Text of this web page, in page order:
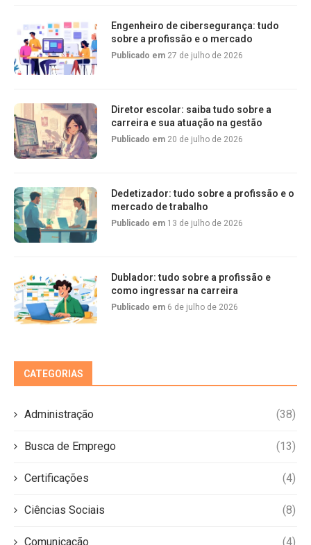
Engenheiro de cibersegurança: tudo
sobre a profissão e o mercado
Publicado em 27 de julho de 2026
Diretor escolar: saiba tudo sobre a
carreira e sua atuação na gestão
Publicado em 20 de julho de 2026
Dedetizador: tudo sobre a profissão e o
mercado de trabalho
Publicado em 13 de julho de 2026
Dublador: tudo sobre a profissão e
como ingressar na carreira
Publicado em 6 de julho de 2026
CATEGORIAS
Administração (38)
Busca de Emprego (13)
Certificações (4)
Ciências Sociais (8)
Comunicação (4)